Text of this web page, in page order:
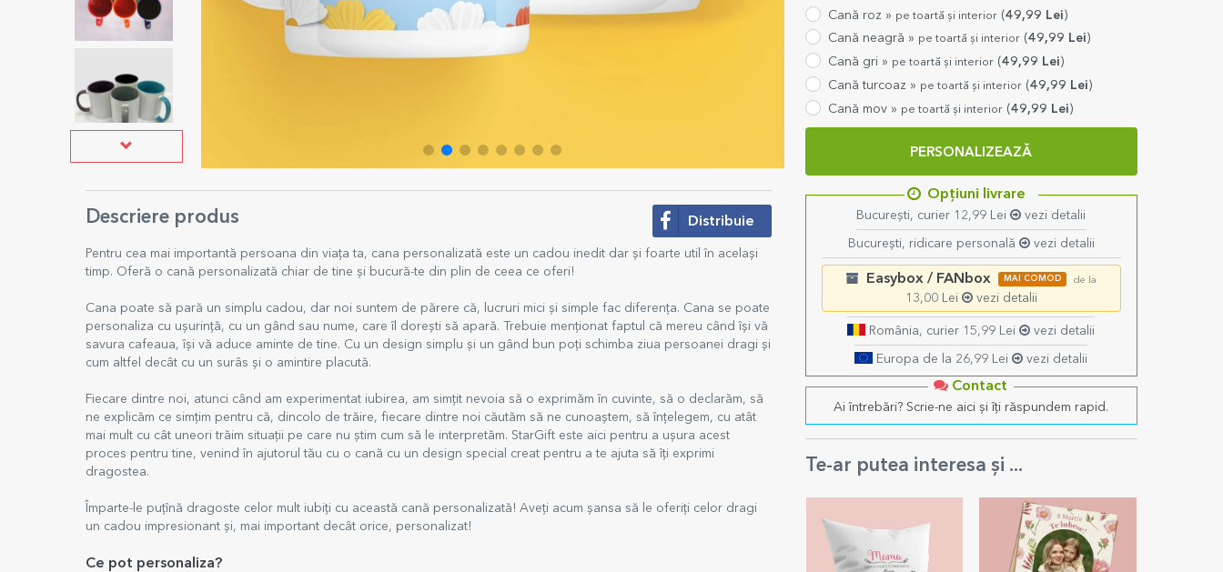
Cană roz » pe toartă și interior(49,99 Lei)
Cană neagră » pe toartă și interior(49,99 Lei )
Cană gri » pe toartă și interior(49,99 Lei )
Cană turcoaz » pe toartă și interior(49,99 Lei )
Cană mov » pe toartă și interior(49,99 Lei)
PERSONALIZEAZĂ
Opțiuni livrare
București, curier 12,99 Lei vezi detalii
București, ridicare personală vezi detalii
Easybox / FANbox MAI COMOD de la
13,00 Lei vezi detalii
România, curier 15,99 Lei vezi detalii
Europa de la 26,99 Lei vezi detalii
Contact
Ai întrebări? Scrie-ne aici și îți răspundem rapid.
Te-ar putea interesa și ...
Descriere produs Distribuie
Pentru cea mai importantă persoana din viața ta, cana personalizată este un cadou inedit dar și foarte util în același
timp. Oferă o cană personalizată chiar de tine și bucură-te din plin de ceea ce oferi!
Cana poate să pară un simplu cadou, dar noi suntem de părere că, lucruri mici și simple fac diferența. Cana se poate
personaliza cu ușurință, cu un gând sau nume, care îl dorești să apară. Trebuie menționat faptul că mereu când își vă
savura cafeaua, își vă aduce aminte de tine. Cu un design simplu și un gând bun poți schimba ziua persoanei dragi și
cum altfel decât cu un surâs și o amintire placută.
Fiecare dintre noi, atunci când am experimentat iubirea, am simțit nevoia să o exprimăm în cuvinte, să o declarăm, să
ne explicăm ce simțim pentru că, dincolo de trăire, fiecare dintre noi căutăm să ne cunoaștem, să înțelegem, cu atât
mai mult cu cât uneori trăim situații pe care nu știm cum să le interpretăm. StarGift este aici pentru a ușura acest
proces pentru tine, venind în ajutorul tău cu o cană cu un design special creat pentru a te ajuta să îți exprimi
dragostea.
Împarte-le puțînă dragoste celor mult iubiți cu această cană personalizată! Aveți acum șansa să le oferiți celor dragi
un cadou impresionant și, mai important decât orice, personalizat!
Ce pot personaliza?